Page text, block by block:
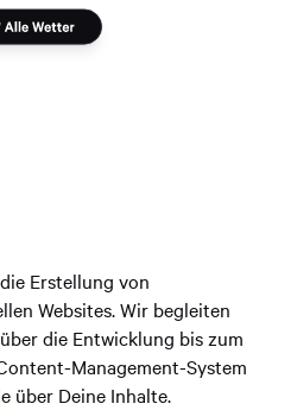
Erstellung von
Websites. Wir begleiten
die Entwicklung bis zum
Management-System
über Deine Inhalte.